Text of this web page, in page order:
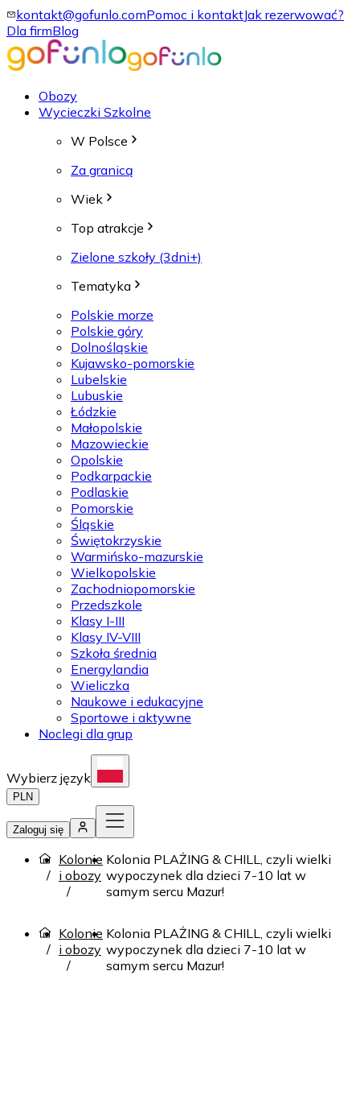
kontakt@gofunlo.comPomoc i kontaktJak rezerwować?
Dla firmBlog
Obozy
Wycieczki Szkolne
W Polsce
Za granicą
Wiek
Top atrakcje
Zielone szkoły (3dni+)
Tematyka
Polskie morze
Polskie góry
Dolnośląskie
Kujawsko-pomorskie
Lubelskie
Lubuskie
Łódzkie
Małopolskie
Mazowieckie
Opolskie
Podkarpackie
Podlaskie
Pomorskie
Śląskie
Świętokrzyskie
Warmińsko-mazurskie
Wielkopolskie
Zachodniopomorskie
Przedszkole
Klasy I-III
Klasy IV-VIII
Szkoła średnia
Energylandia
Wieliczka
Naukowe i edukacyjne
Sportowe i aktywne
Noclegi dla grup
Wybierz język
PLN
Zaloguj się
Kolonie
i obozy
Kolonia PLAŻING & CHILL, czyli wielki
wypoczynek dla dzieci 7-10 lat w
samym sercu Mazur!
Kolonie
i obozy
Kolonia PLAŻING & CHILL, czyli wielki
wypoczynek dla dzieci 7-10 lat w
samym sercu Mazur!